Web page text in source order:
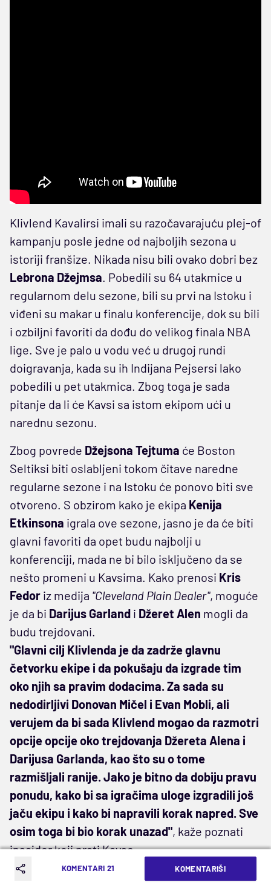
Klivlend Kavalirsi imali su razočavarajuću plej-of
kampanju posle jedne od najboljih sezona u
istoriji franšize. Nikada nisu bili ovako dobri bez
Lebrona Džejmsa . Pobedili su 64 utakmice u
regularnom delu sezone, bili su prvi na Istoku i
viđeni su makar u finalu konferencije, dok su bili
i ozbiljni favoriti da dođu do velikog finala NBA
lige. Sve je palo u vodu već u drugoj rundi
doigravanja, kada su ih Indijana Pejsersi lako
pobedili u pet utakmica. Zbog toga je sada
pitanje da li će Kavsi sa istom ekipom ući u
narednu sezonu.
Zbog povrede Džejsona Tejtuma će Boston
Seltiksi biti oslabljeni tokom čitave naredne
regularne sezone i na Istoku će ponovo biti sve
otvoreno. S obzirom kako je ekipa Kenija
Etkinsona igrala ove sezone, jasno je da će biti
glavni favoriti da opet budu najbolji u
konferenciji, mada ne bi bilo isključeno da se
nešto promeni u Kavsima. Kako prenosi Kris
Fedor iz medija "Cleveland Plain Dealer", moguće
je da bi Darijus Garland i Džeret Alen mogli da
budu trejdovani.
"Glavni cilj Klivlenda je da zadrže glavnu
četvorku ekipe i da pokušaju da izgrade tim
oko njih sa pravim dodacima. Za sada su
nedodirljivi Donovan Mičel i Evan Mobli, ali
verujem da bi sada Klivlend mogao da razmotri
opcije opcije oko trejdovanja Džereta Alena i
Darijusa Garlanda, kao što su o tome
razmišljali ranije. Jako je bitno da dobiju pravu
ponudu, kako bi sa igračima uloge izgradili još
jaču ekipu i kako bi napravili korak napred. Sve
osim toga bi bio korak unazad", kaže poznati
insajder koji prati Kavse.
Darijus Garland
Džeret Alen
KOMENTARI 21 KOMENTARIŠI